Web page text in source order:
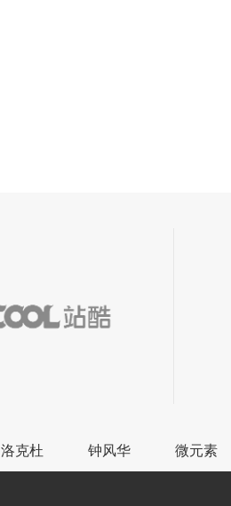
洛克杜 钟风华 微元素